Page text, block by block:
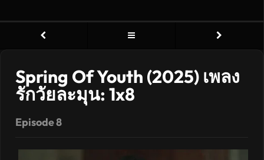
Spring Of Youth (2025) เพลง
รักวัยละมุน: 1x8
Episode 8